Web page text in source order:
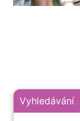
Vyhledávání